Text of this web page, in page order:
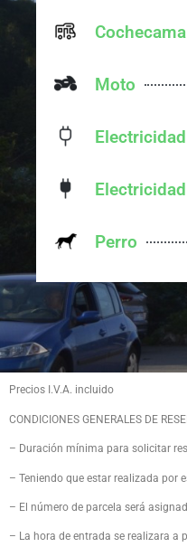
Cochecama
Moto
Perro
Precios I.V.A. incluido
CONDICIONES GENERALES DE
– Duración mínima para solicitar
– Teniendo que estar realizada por
– El número de parcela será
– La hora de entrada se realizara a